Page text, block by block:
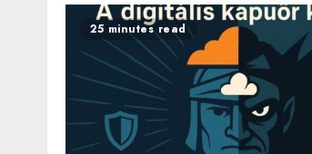
25 minutes read